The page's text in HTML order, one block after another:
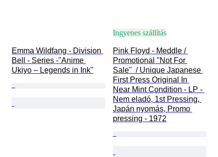
Emma Wildfang - Division
Bell - Series -"Anime
Ukiyo – Legends in Ink"
Ingyenes szállítás
Pink Floyd - Meddle /
Promotional "Not For
Sale"  / Unique Japanese
First Press Original In
Near Mint Condition - LP -
Nem eladó, 1st Pressing,
Japán nyomás, Promo
pressing - 1972